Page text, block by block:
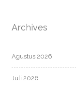
Archives
Agustus 2026
Juli 2026